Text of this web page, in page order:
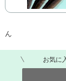
ん
お気に